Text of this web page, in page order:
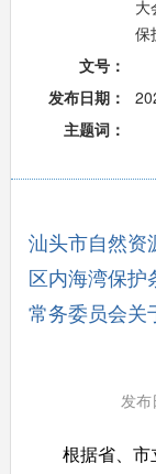
大
保
文号：
发布日期：
主题词：
汕头市自然资
区内海湾保护
常务委员会关
发
根据省、市